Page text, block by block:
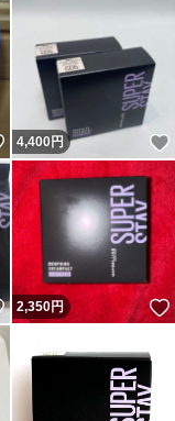
いいね！
4,400円
いいね！
2,350円